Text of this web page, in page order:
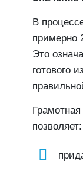
В
примерно
Это
готового
позволяет: